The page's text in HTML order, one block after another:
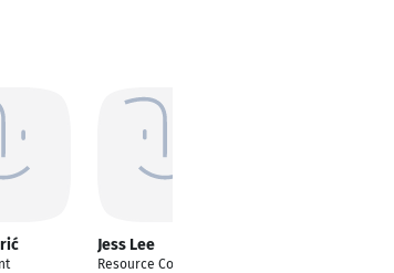
Jess Lee
Resource Consultant